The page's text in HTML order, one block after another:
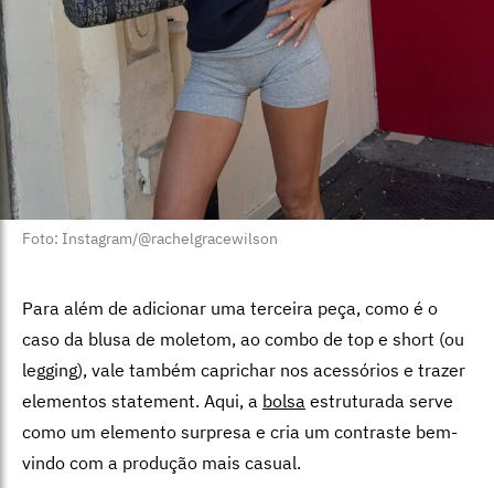
Foto: Instagram/@rachelgracewilson
Para além de adicionar uma terceira peça, como é o
caso da blusa de moletom, ao combo de top e short (ou
legging), vale também caprichar nos acessórios e trazer
elementos statement. Aqui, a bolsa estruturada serve
como um elemento surpresa e cria um contraste bem-
vindo com a produção mais casual.